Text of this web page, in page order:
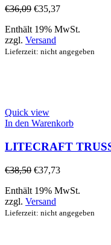
€36,09 €35,37
Enthält 19% MwSt.
zzgl. Versand
Lieferzeit: nicht angegeben
Quick view
In den Warenkorb
LITECRAFT
€38,50 €37,73
Enthält 19% MwSt.
zzgl. Versand
Lieferzeit: nicht angegeben